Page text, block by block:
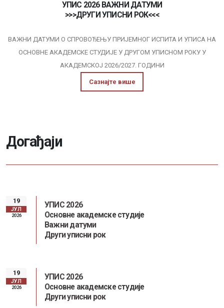
УПИС 2026 ВАЖНИ ДАТУМИ
>>>ДРУГИ УПИСНИ РОК<<<
ВАЖНИ ДАТУМИ О СПРОВОЂЕЊУ ПРИЈЕМНОГ ИСПИТА И УПИСА НА
ОСНОВНЕ АКАДЕМСКЕ СТУДИЈE У ДРУГОМ УПИСНОМ РОКУ У
АКАДЕМСКОЈ 2026/2027. ГОДИНИ
Сазнајте више
Догађаји
19
ЈУЛ
2026
УПИС 2026
Основне академске студије
Важни датуми
Други уписни рок
19
ЈУЛ
2026
УПИС 2026
Основне академске студије
Други уписни рок